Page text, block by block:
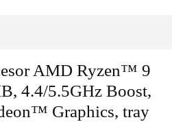
AMD Ryzen™ 9
4.4/5.5GHz Boost,
Graphics, tray